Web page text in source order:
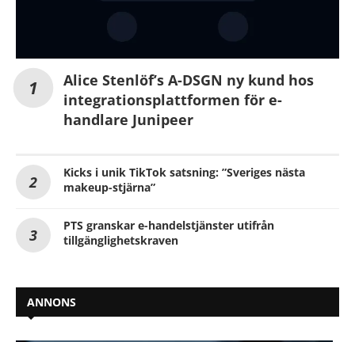
Alice Stenlöf’s A-DSGN ny kund hos
integrationsplattformen för e-
handlare Junipeer
Kicks i unik TikTok satsning: ”Sveriges nästa
makeup-stjärna”
PTS granskar e-handelstjänster utifrån
tillgänglighetskraven
ANNONS